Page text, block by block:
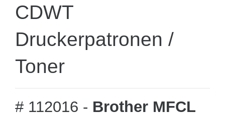
CDWT
Druckerpatronen /
Toner
# 112016 - Brother MFCL